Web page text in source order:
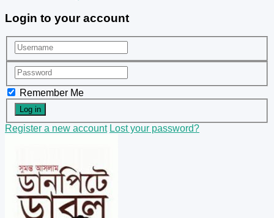
Login to your account
Remember Me
Register a new account Lost your password?